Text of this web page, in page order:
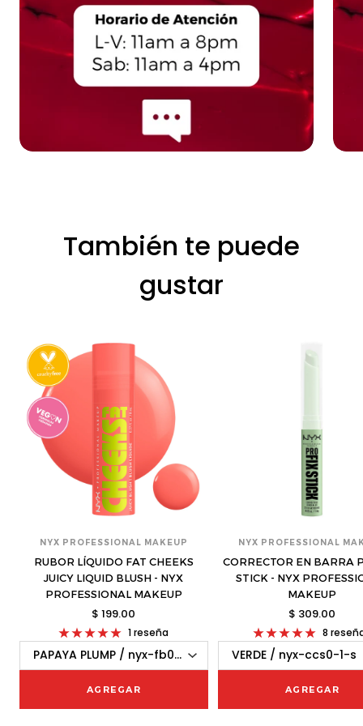
También te puede
gustar
NYX PROFESSIONAL MAKEUP
RUBOR LÍQUIDO FAT CHEEKS
JUICY LIQUID BLUSH - NYX
PROFESSIONAL MAKEUP
$ 199.00
1 reseña
AGREGAR
NYX PROFESSIONAL
CORRECTOR EN BARRA
STICK - NYX
MAKEUP
$ 309.00
8
AGREGAR